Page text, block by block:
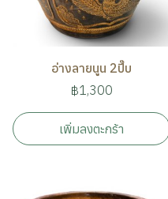
อ่างลายนูน 2ปี๊บ
฿1,300
เพิ่มลงตะกร้า